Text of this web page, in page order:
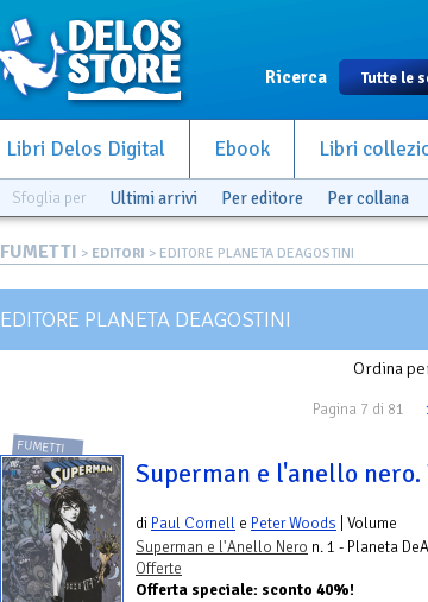
Ricerca
Libri Delos Digital Ebook Libri
Sfoglia per Ultimi arrivi Per editore Per collana
FUMETTI > EDITORI > EDITORE PLANETA DEAGOSTINI
EDITORE PLANETA DEAGOSTINI
Ordina
Pagina 7 di 81
FUMETTI
Superman e l'anello nero.
di Paul Cornell e Peter Woods | Volume
Superman e l'Anello Nero n. 1 - Planeta
Offerte
Offerta speciale: sconto 40%!